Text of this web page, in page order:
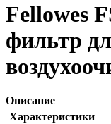
Fellowes
фильтр
Описание
Характеристики